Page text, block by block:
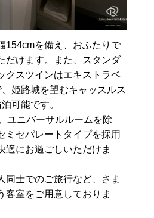
154cmを備え、おふたりで
だけます。また、スタンダ
クスツインはエキストラベ
姫路城を望むキャッスルス
可能です。
ユニバーサルルームを除
ミセパレートタイプを採用
適にお過ごしいただけま
同士でのご旅行など、さま
客室をご用意しておりま